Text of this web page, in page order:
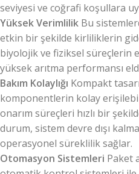
seviyesi ve coğrafi koşullara
Yüksek Verimlilik Bu
etkin bir şekilde kirliliklerin
biyolojik ve fiziksel süreçlerin
yüksek arıtma performansı
Bakım Kolaylığı Kompakt
komponentlerin kolay
onarım süreçleri hızlı bir
durum, sistem devre dışı
operasyonel süreklilik sağlar.
Otomasyon Sistemleri Paket